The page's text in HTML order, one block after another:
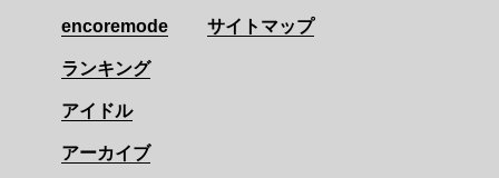
encoremode
ランキング
アイドル
アーカイブ
サイトマップ